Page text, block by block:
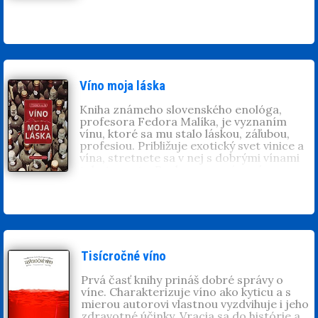
vinohradníkoch, o živote v
malokarpatských vinárskych obciach, o
aj o tradičnej malokarpatskej kuchyni.
Víno moja láska
Kniha známeho slovenského enológa,
profesora Fedora Malíka, je vyznaním
vínu, ktoré sa mu stalo láskou, záľubou,
profesiou. Približuje exotický svet vinice a
vína, stretnete sa v nej s dobrými vínami
Tisícročné víno
Prvá časť knihy prináš dobré správy o
víne. Charakterizuje víno ako kyticu a s
mierou autorovi vlastnou vyzdvihuje i jeho